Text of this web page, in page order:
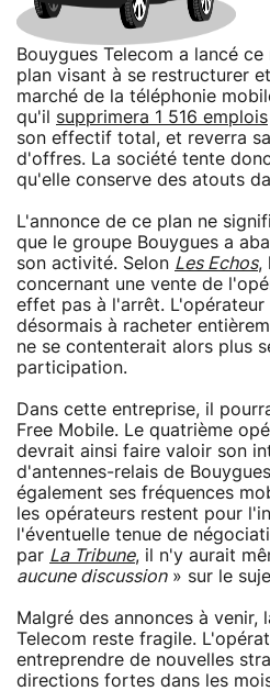
Bouygues Telecom a lancé
plan visant à se restructurer
marché de la téléphonie
qu'il supprimera 1 516 emplois
son effectif total, et reverra
d'offres. La société tente
qu'elle conserve des atouts
L'annonce de ce plan ne
que le groupe Bouygues a
son activité. Selon Les Echos,
concernant une vente de
effet pas à l'arrêt.
désormais à racheter
ne se contenterait alors plus
participation.
Dans cette entreprise, il
Free Mobile. Le quatrième
devrait ainsi faire valoir son
d'antennes-relais de
également ses fréquences
les opérateurs restent pour
l'éventuelle tenue de
par La Tribune, il n'y aurait
aucune discussion» sur le
Malgré des annonces à venir,
Telecom reste fragile.
entreprendre de nouvelles
directions fortes dans les